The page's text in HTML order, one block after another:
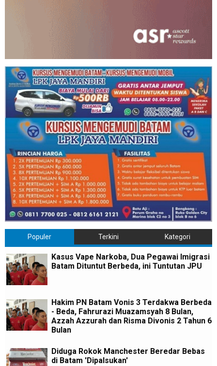
Populer Terkini Kategori
Kasus Vape Narkoba, Dua Pegawai Imigrasi
Batam Dituntut Berbeda, ini Tuntutan JPU
Hakim PN Batam Vonis 3 Terdakwa Berbeda
- Beda, Fahrurazi Muazamsyah 8 Bulan,
Azzah Azzurah dan Risma Divonis 2 Tahun 6
Bulan
Diduga Rokok Manchester Beredar Bebas
di Batam 'Dipalsukan'